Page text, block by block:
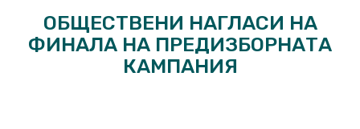
ОБЩЕСТВЕНИ НАГЛАСИ НА
ФИНАЛА НА ПРЕДИЗБОРНАТА
КАМПАНИЯ